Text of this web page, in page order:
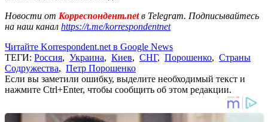
Новости от Корреспондент.netв Telegram. Подписывайтесь
на наш канал https://t.me/korrespondentnet
Читайте Korrespondent.net в Google News
ТЕГИ: Россия, Украина, Киев, СНГ, Порошенко, Страны
Содружества, Петр Порошенко
Если вы заметили ошибку, выделите необходимый текст и
нажмите Ctrl+Enter, чтобы сообщить об этом редакции.